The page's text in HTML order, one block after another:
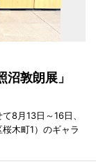
沼敦朗展」
8月13日～16日、
木町1）のギャラ